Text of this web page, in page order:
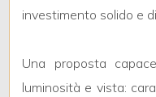
investimento solido e
Una proposta
luminosità e vista:
Camere
minime